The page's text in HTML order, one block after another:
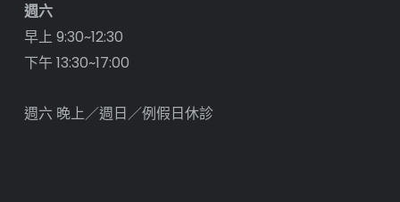
週六
早上 9:30~12:30
下午 13:30~17:00
週六 晚上／週日／例假日休診